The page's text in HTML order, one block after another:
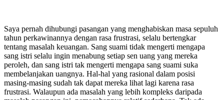
Saya pernah dihubungi pasangan yang menghabiskan masa sepuluh
tahun perkawinannya dengan rasa frustrasi, selalu bertengkar
tentang masalah keuangan. Sang suami tidak mengerti mengapa
sang istri selalu ingin menabung setiap sen uang yang mereka
peroleh, dan sang istri tak mengerti mengapa sang suami suka
membelanjakan uangnya. Hal-hal yang rasional dalam posisi
masing-masing sudah tak dapat mereka lihat lagi karena rasa
frustrasi. Walaupun ada masalah yang lebih kompleks daripada